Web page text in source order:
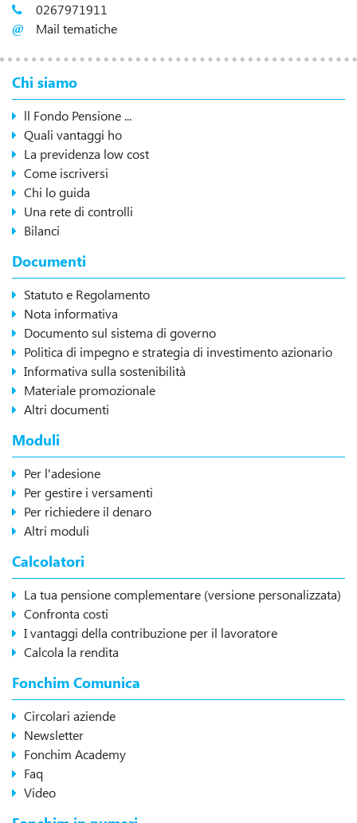
0267971911
Mail tematiche
Chi siamo
ll Fondo Pensione ...
Quali vantaggi ho
La previdenza low cost
Come iscriversi
Chi lo guida
Una rete di controlli
Bilanci
Documenti
Statuto e Regolamento
Nota informativa
Documento sul sistema di governo
Politica di impegno e strategia di investimento azionario
Informativa sulla sostenibilità
Materiale promozionale
Altri documenti
Moduli
Per l'adesione
Per gestire i versamenti
Per richiedere il denaro
Altri moduli
Calcolatori
La tua pensione complementare (versione personalizzata)
Confronta costi
I vantaggi della contribuzione per il lavoratore
Calcola la rendita
Fonchim Comunica
Circolari aziende
Newsletter
Fonchim Academy
Faq
Video